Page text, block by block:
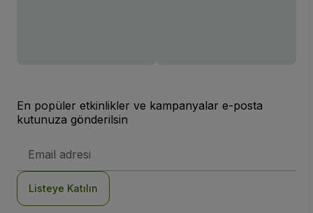
En popüler etkinlikler ve kampanyalar e-posta
kutunuza gönderilsin
posta
Listeye Katılın